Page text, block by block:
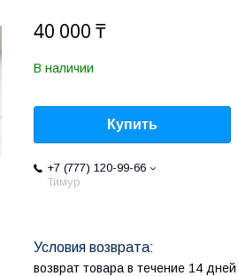
40 000 ₸
В наличии
Купить
+7 (777) 120-99-66
Тимур
возврат товара в течение 14 дней